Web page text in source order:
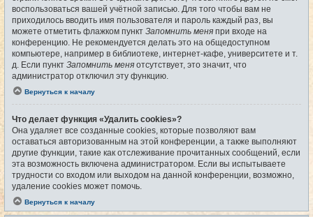
воспользоваться вашей учётной записью. Для того чтобы вам не
приходилось вводить имя пользователя и пароль каждый раз, вы
можете отметить флажком пункт Запомнить меня при входе на
конференцию. Не рекомендуется делать это на общедоступном
компьютере, например в библиотеке, интернет-кафе, университете и т.
д. Если пункт Запомнить меня отсутствует, это значит, что
администратор отключил эту функцию.
Вернуться к началу
Что делает функция «Удалить cookies»?
Она удаляет все созданные cookies, которые позволяют вам
оставаться авторизованным на этой конференции, а также выполняют
другие функции, такие как отслеживание прочитанных сообщений, если
эта возможность включена администратором. Если вы испытываете
трудности со входом или выходом на данной конференции, возможно,
удаление cookies может помочь.
Вернуться к началу